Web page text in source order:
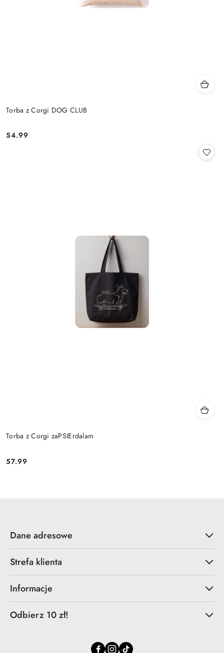
Torba z Corgi DOG CLUB
Cena:
54.99
Torba z Corgi zaPSIErdalam
Cena:
57.99
Dane adresowe
Strefa klienta
Informacje
Odbierz 10 zł!